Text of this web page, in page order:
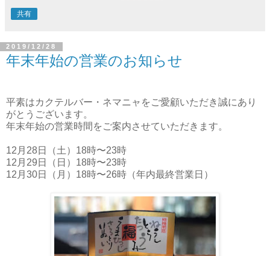
共有
2019/12/28
年末年始の営業のお知らせ
平素はカクテルバー・ネマニャをご愛顧いただき誠にあり
がとうございます。
年末年始の営業時間をご案内させていただきます。
12月28日（土）18時〜23時
12月29日（日）18時〜23時
12月30日（月）18時〜26時（年内最終営業日）